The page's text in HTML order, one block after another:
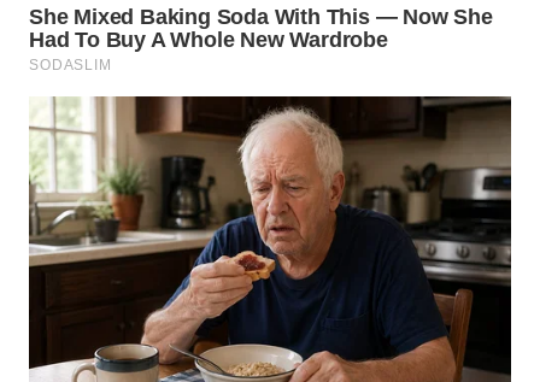
WN
TAPANULI
TENGAH
WN DELI
SERDANG
WN
WN